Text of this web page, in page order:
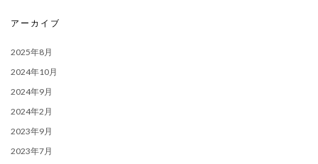
アーカイブ
2025年8月
2024年10月
2024年9月
2024年2月
2023年9月
2023年7月